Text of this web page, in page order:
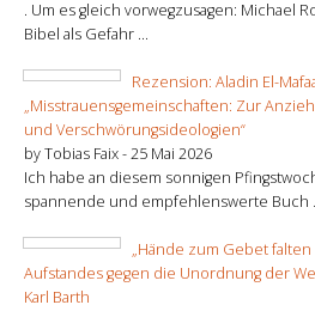
. Um es gleich vorwegzusagen: Michael
Bibel als Gefahr ...
Rezension: Aladin El-
„Misstrauensgemeinschaften: Zur
und Verschwörungsideologien“
by Tobias Faix -25 Mai 2026
Ich habe an diesem sonnigen
spannende und empfehlenswerte Buch
„Hände zum Gebet
Aufstandes gegen die Unordnung der
Karl Barth